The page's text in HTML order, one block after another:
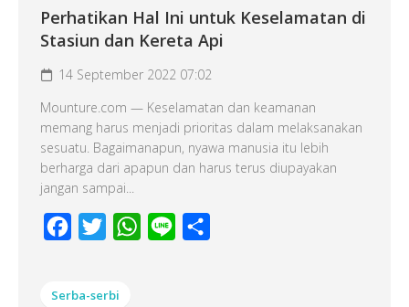
Perhatikan Hal Ini untuk Keselamatan di
Stasiun dan Kereta Api
14 September 2022 07:02
Mounture.com — Keselamatan dan keamanan
memang harus menjadi prioritas dalam melaksanakan
sesuatu. Bagaimanapun, nyawa manusia itu lebih
berharga dari apapun dan harus terus diupayakan
jangan sampai...
Facebook
Twitter WhatsApp
Line
Serba-serbi